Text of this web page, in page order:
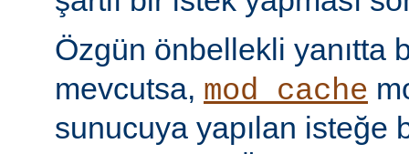
Özgün önbellekli yanıtta
mevcutsa, mod_cache
sunucuya yapılan isteğe